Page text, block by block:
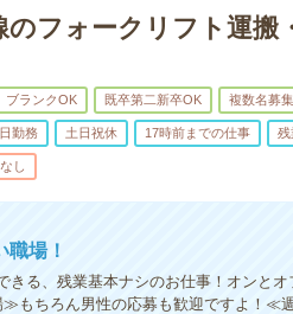
のフォークリフト運搬
ブランクOK 既卒第二新卒OK 複数名募集
勤務 土日祝休 17時前までの仕事 残
し
職場！
る、残業基本ナシのお仕事！オンとオ
もちろん男性の応募も歓迎ですよ！≪